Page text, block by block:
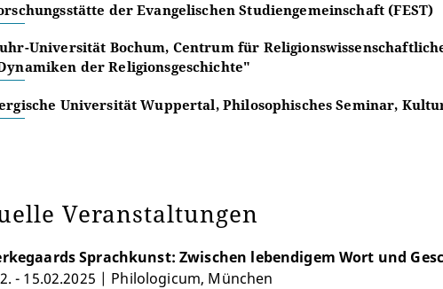
der Evangelischen Studiengemeinschaft (FEST)
Universität Bochum, Centrum für
der Religionsgeschichte"
Universität Wuppertal, Philosophisches Seminar,
Veranstaltungen
Sprachkunst: Zwischen lebendigem Wort und
- 15.02.2025 | Philologicum, München